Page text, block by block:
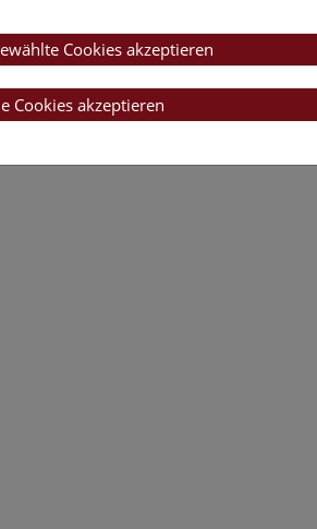
Cookies akzeptieren
Cookies akzeptieren